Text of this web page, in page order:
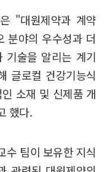
"대원제약과 계약
분야의 우수성과 더
기술을 알리는 계기
글로컬 건강기능식
소재 및 신제품 개
했다.
수 팀이 보유한 지식